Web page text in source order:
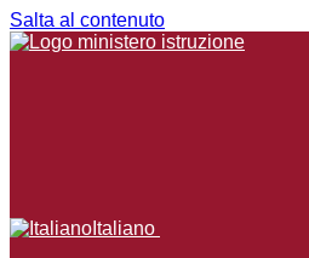
Salta al contenuto
Italiano